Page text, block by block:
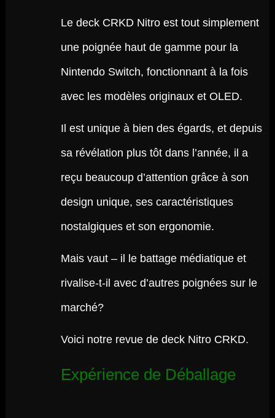
Le deck CRKD Nitro est tout simplement
une poignée haut de gamme pour la
Nintendo Switch, fonctionnant à la fois
avec les modèles originaux et OLED.
Il est unique à bien des égards, et depuis
sa révélation plus tôt dans l’année, il a
reçu beaucoup d’attention grâce à son
design unique, ses caractéristiques
nostalgiques et son ergonomie.
Mais vaut – il le battage médiatique et
rivalise-t-il avec d’autres poignées sur le
marché?
Voici notre revue de deck Nitro CRKD.
Expérience de Déballage